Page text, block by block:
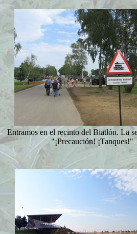
Entramos en el recinto del Biatlón. La
"¡Precaución! ¡Tanques!"